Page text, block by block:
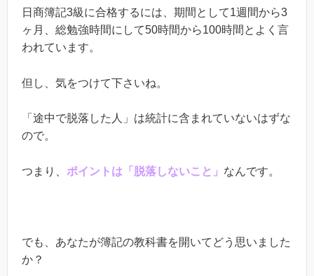
日商簿記3級に合格するには、期間として1週間から3
ヶ月、総勉強時間にして50時間から100時間とよく言
われています。
但し、気をつけて下さいね。
「途中で脱落した人」は統計に含まれていないはずな
ので。
つまり、 ポイントは「脱落しないこと」 なんです。
でも、あなたが簿記の教科書を開いてどう思いました
か？